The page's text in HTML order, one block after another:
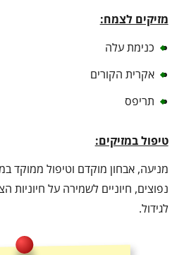
מזיקים לצמח:
כנימת עלה
אקרית הקורים
תריפס
טיפול במזיקים:
מניעה, אבחון מוקדם וטיפול ממוקד
נפוצים, חיוניים לשמירה על
לגידול.